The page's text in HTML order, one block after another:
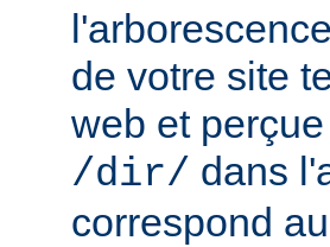
de votre site
web et
/dir/ dans
correspond